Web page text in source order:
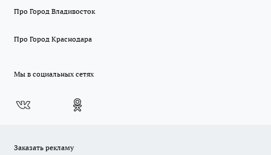
Про Город Владивосток
Про Город Краснодара
Мы в социальных сетях
Заказать рекламу